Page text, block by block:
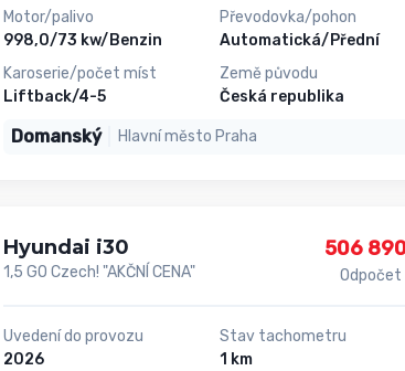
Motor/palivo
998,0/73 kw/Benzin
Karoserie/počet míst
Liftback/4-5
Převodovka/pohon
Automatická/Přední
Země původu
Česká republika
Domanský Hlavní město Praha
Hyundai i30
1,5 GO Czech! "AKČNÍ CENA"
506
Odpočet
Uvedení do provozu
2026
Stav tachometru
1 km